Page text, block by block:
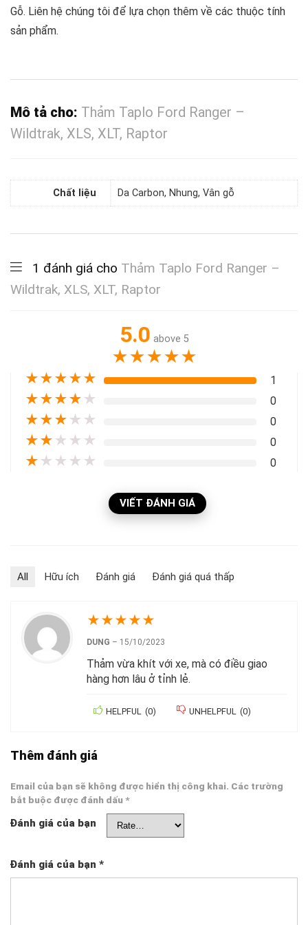
Gỗ. Liên hệ chúng tôi để lựa chọn thêm về các thuộc tính
sản phẩm.
Mô tả cho: Thảm Taplo Ford Ranger –
Wildtrak, XLS, XLT, Raptor
Chất liệu Da Carbon, Nhung, Vân gỗ
1 đánh giá cho Thảm Taplo Ford Ranger –
Wildtrak, XLS, XLT, Raptor
5.0 above 5
★★★★★
★★★★★ 1
★★★★ ★ 0
★★★ ★ ★ 0
★★ ★ ★ ★ 0
★ ★ ★ ★ ★ 0
VIẾT ĐÁNH GIÁ
All Hữu ích Đánh giá Đánh giá quá thấp
★★★★★
DUNG – 15/10/2023
Thảm vừa khít với xe, mà có điều giao
hàng hơn lâu ở tỉnh lẻ.
HELPFUL (0) UNHELPFUL (0)
Thêm đánh giá
Email của bạn sẽ không được hiển thị công khai. Các trường
bắt buộc được đánh dấu*
Đánh giá của bạn
Đánh giá của bạn *